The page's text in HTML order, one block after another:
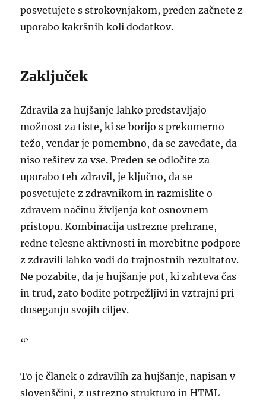
posvetujete s strokovnjakom, preden začnete z
uporabo kakršnih koli dodatkov.
Zaključek
Zdravila za hujšanje lahko predstavljajo
možnost za tiste, ki se borijo s prekomerno
težo, vendar je pomembno, da se zavedate, da
niso rešitev za vse. Preden se odločite za
uporabo teh zdravil, je ključno, da se
posvetujete z zdravnikom in razmislite o
zdravem načinu življenja kot osnovnem
pristopu. Kombinacija ustrezne prehrane,
redne telesne aktivnosti in morebitne podpore
z zdravili lahko vodi do trajnostnih rezultatov.
Ne pozabite, da je hujšanje pot, ki zahteva čas
in trud, zato bodite potrpežljivi in vztrajni pri
doseganju svojih ciljev.
“`
To je članek o zdravilih za hujšanje, napisan v
slovenščini, z ustrezno strukturo in HTML